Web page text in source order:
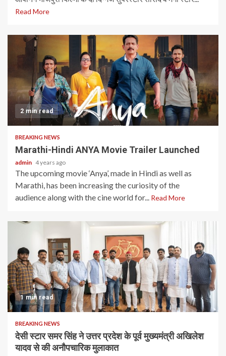
Read More
2 min read
BREAKING NEWS
Marathi-Hindi ANYA Movie Trailer Launched
admin 4 years ago
The upcoming movie ‘Anya’, made in Hindi as well as
Marathi, has been increasing the curiosity of the
audience along with the cine world for... Read More
1 min read
BREAKING NEWS
देसी स्टार समर सिंह ने उत्तर प्रदेश के पूर्व मुख्यमंत्री अखिलेश
यादव से की अनौपचारिक मुलाकात